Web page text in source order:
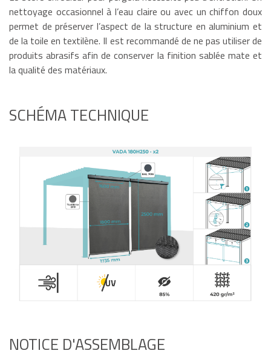
nettoyage occasionnel à l’eau claire ou avec un chiffon doux
permet de préserver l’aspect de la structure en aluminium et
de la toile en textilène. Il est recommandé de ne pas utiliser de
produits abrasifs afin de conserver la finition sablée mate et
la qualité des matériaux.
SCHÉMA TECHNIQUE
NOTICE D'ASSEMBLAGE